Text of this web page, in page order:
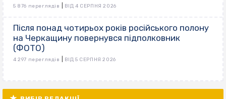
5 876 переглядів ВІД 4 СЕРПНЯ 2026
Після понад чотирьох років російського полону
на Черкащину повернувся підполковник
(ФОТО)
4 297 переглядів ВІД 5 СЕРПНЯ 2026